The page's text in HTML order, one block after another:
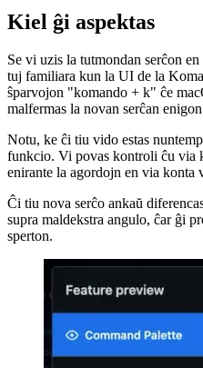
same kiel uzu rapidajn
Kiel ĝi aspektas
Se vi uzis la tutmondan serĉon
tuj familiara kun la UI de la
ŝparvojon "komando + k" ĉe
malfermas la novan serĉan
Notu, ke ĉi tiu vido estas
funkcio. Vi povas kontroli ĉu via
enirante la agordojn en via konta
Ĉi tiu nova serĉo ankaŭ
sperton.